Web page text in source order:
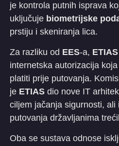
je kontrola putnih isprava
uključuje biometrijske
prstiju i skeniranja lica.
Za razliku od EES-a, ETIAS
internetska autorizacija
platiti prije putovanja.
je ETIAS dio nove IT
ciljem jačanja sigurnosti, ali
putovanja državljanima
Oba se sustava odnose